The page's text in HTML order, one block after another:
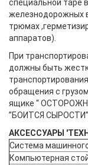
специальной таре
железнодорожных
трюмах
аппаратов).
При
должны быть
обращения с
ящике “
”БОИТСЯ СЫРОСТИ”.
АКСЕССУАРЫ
Система
Компьютерная